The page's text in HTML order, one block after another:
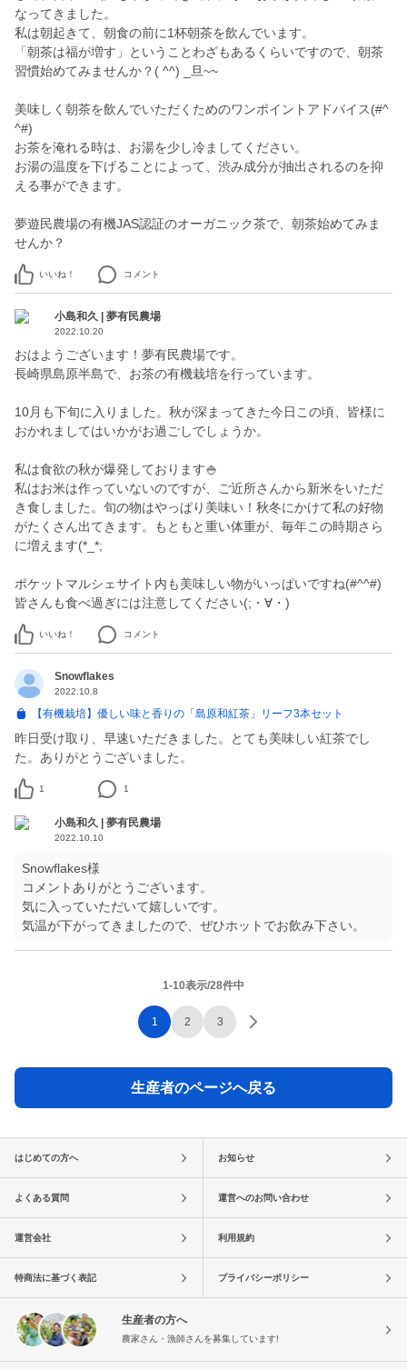
なってきました。
私は朝起きて、朝食の前に1杯朝茶を飲んでいます。
「朝茶は福が増す」ということわざもあるくらいですので、朝茶
習慣始めてみませんか？( ^^) _旦~~
美味しく朝茶を飲んでいただくためのワンポイントアドバイス(#^
^#)
お茶を淹れる時は、お湯を少し冷ましてください。
お湯の温度を下げることによって、渋み成分が抽出されるのを抑
える事ができます。
夢遊民農場の有機JAS認証のオーガニック茶で、朝茶始めてみま
せんか？
いいね！ コメント
小島和久 | 夢有民農場
2022.10.20
おはようございます！夢有民農場です。
長崎県島原半島で、お茶の有機栽培を行っています。
10月も下旬に入りました。秋が深まってきた今日この頃、皆様に
おかれましてはいかがお過ごしでしょうか。
私は食欲の秋が爆発しております🍚
私はお米は作っていないのですが、ご近所さんから新米をいただ
き食しました。旬の物はやっぱり美味い！秋冬にかけて私の好物
がたくさん出てきます。もともと重い体重が、毎年この時期さら
に増えます(*_*;
ポケットマルシェサイト内も美味しい物がいっぱいですね(#^^#)
皆さんも食べ過ぎには注意してください(;・∀・)
いいね！ コメント
Snowflakes
2022.10.8
【有機栽培】優しい味と香りの「島原和紅茶」リーフ3本セット
昨日受け取り、早速いただきました。とても美味しい紅茶でし
た。ありがとうございました。
1 1
小島和久 | 夢有民農場
2022.10.10
Snowflakes様
コメントありがとうございます。
気に入っていただいて嬉しいです。
気温が下がってきましたので、ぜひホットでお飲み下さい。
1-10表示/28件中
1 2 3
生産者のページへ戻る
はじめての方へ お知らせ
よくある質問 運営へのお問い合わせ
運営会社 利用規約
特商法に基づく表記 プライバシーポリシー
生産者の方へ
農家さん・漁師さんを募集しています!